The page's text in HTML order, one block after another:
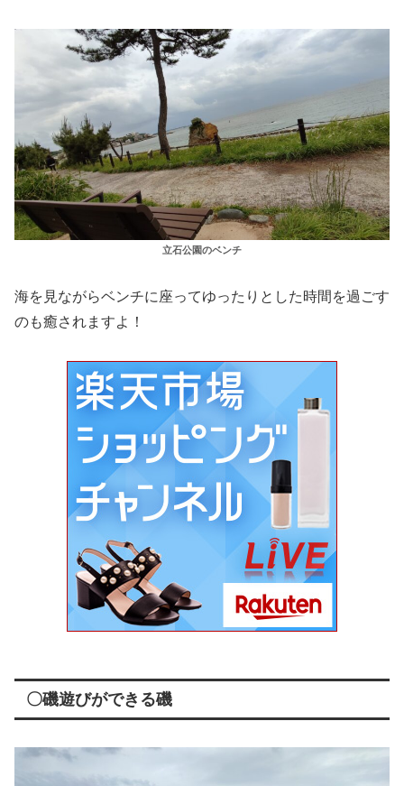
立石公園のベンチ
海を見ながらベンチに座ってゆったりとした時間を過ごす
のも癒されますよ！
〇磯遊びができる磯